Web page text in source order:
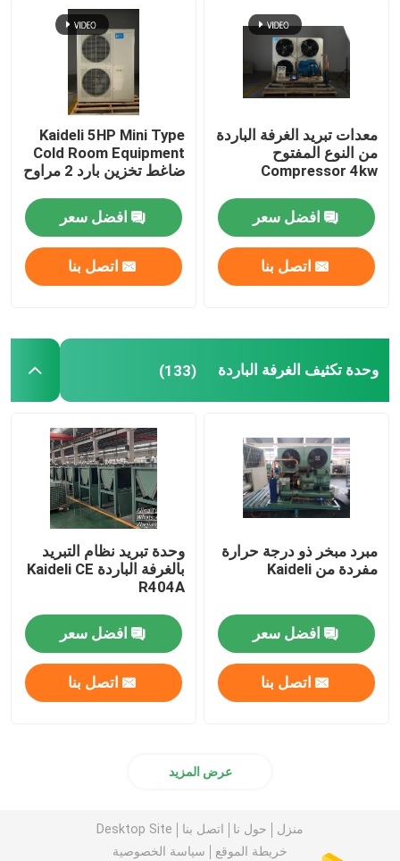
معدات تبريد الغرفة الباردة
من النوع المفتوح
Compressor 4kw
افضل سعر
اتصل بنا
Kaideli 5HP Mini Type
Cold Room Equipment
ضاغط تخزين بارد 2 مراوح
افضل سعر
اتصل بنا
وحدة تكثيف الغرفة الباردة (133)
مبرد مبخر ذو درجة حرارة
مفردة من Kaideli
افضل سعر
اتصل بنا
وحدة تبريد نظام التبريد
بالغرفة الباردة Kaideli CE
R404A
افضل سعر
اتصل بنا
عرض المزيد
منزل حول نا اتصل بنا
Desktop Site
خريطة الموقع
سياسة الخصوصية